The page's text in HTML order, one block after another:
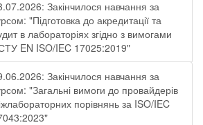
Закінчилося навчання за
"Підготовка до акредитації та
в лабораторіях згідно з вимогами
EN ISO/IEC 17025:2019"
Закінчилося навчання за
"Загальні вимоги до провайдерів
порівнянь за ISO/IEC